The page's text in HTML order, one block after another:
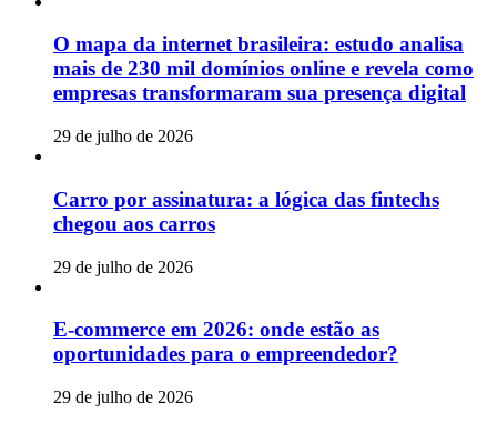
O mapa da internet brasileira: estudo analisa
mais de 230 mil domínios online e revela como
empresas transformaram sua presença digital
29 de julho de 2026
Carro por assinatura: a lógica das fintechs
chegou aos carros
29 de julho de 2026
E-commerce em 2026: onde estão as
oportunidades para o empreendedor?
29 de julho de 2026